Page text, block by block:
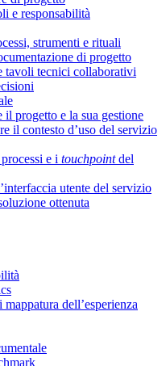
e responsabilità
strumenti e rituali
di progetto
tavoli tecnici collaborativi
il progetto e la sua gestione
il contesto d’uso del servizio
e i touchpointdel
utente del servizio
ottenuta
dell’esperienza